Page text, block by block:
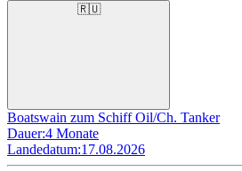
🇷🇺
Boatswain zum Schiff Oil/Ch. Tanker
Dauer:4 Monate
Landedatum:17.08.2026